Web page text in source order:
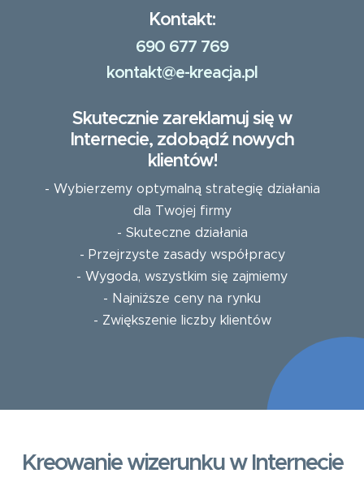
Kontakt:
690 677 769
kontakt@e-kreacja.pl
Skutecznie zareklamuj się w
Internecie, zdobądź nowych
klientów!
- Wybierzemy optymalną strategię działania
dla Twojej firmy
- Skuteczne działania
- Przejrzyste zasady współpracy
- Wygoda, wszystkim się zajmiemy
- Najniższe ceny na rynku
- Zwiększenie liczby klientów
Kreowanie wizerunku w Internecie